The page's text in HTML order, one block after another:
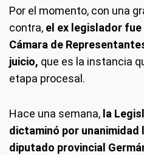
Por el momento, con una
contra, el ex legislador
Cámara de
juicio, que es la instancia
etapa procesal.
Hace una semana, la
dictaminó por unanimidad
diputado provincial